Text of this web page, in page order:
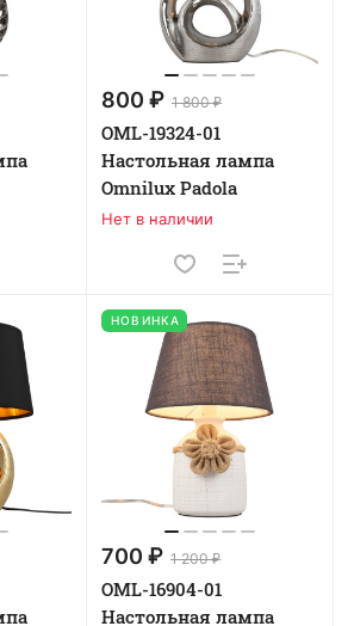
800 ₽ 1 800 ₽
OML-19324-01
Настольная лампа
Omnilux Padola
Нет в наличии
НОВИНКА
700 ₽ 1 200 ₽
OML-16904-01
Настольная лампа